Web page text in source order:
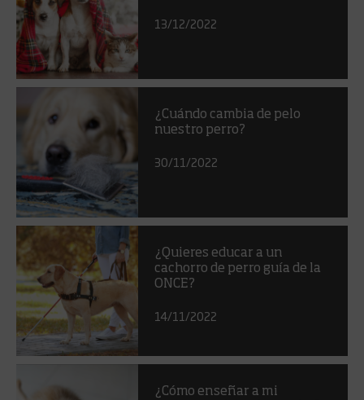
13/12/2022
¿Cuándo cambia de pelo
nuestro perro?
30/11/2022
¿Quieres educar a un
cachorro de perro guía de la
ONCE?
14/11/2022
¿Cómo enseñar a mi